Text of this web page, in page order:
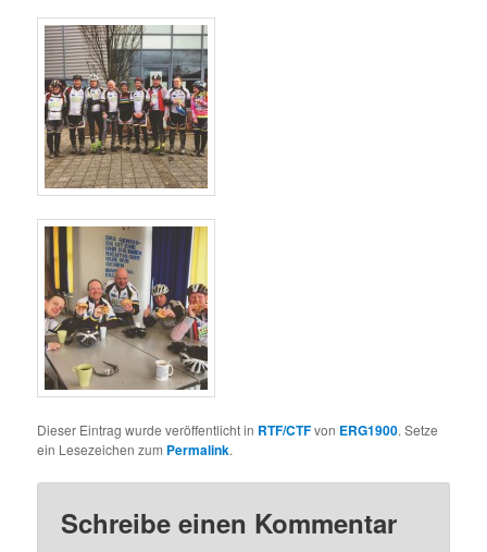
Dieser Eintrag wurde veröffentlicht in RTF/CTFvon ERG1900. Setze
ein Lesezeichen zum Permalink.
Schreibe einen Kommentar